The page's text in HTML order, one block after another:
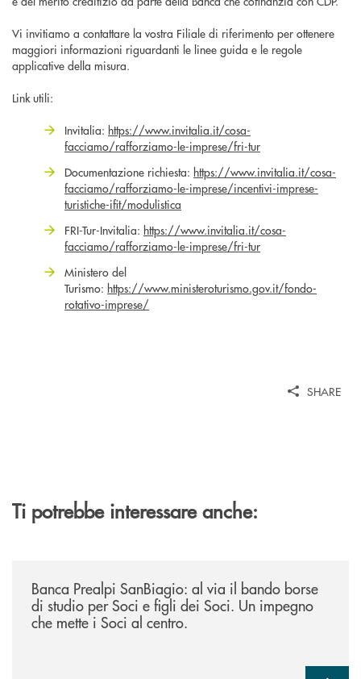
Vi invitiamo a contattare la vostra Filiale di riferimento per ottenere
maggiori informazioni riguardanti le linee guida e le regole
applicative della misura.
Link utili:
Invitalia: https://www.invitalia.it/cosa-
facciamo/rafforziamo-le-imprese/fri-tur
Documentazione richiesta: https://www.invitalia.it/cosa-
facciamo/rafforziamo-le-imprese/incentivi-imprese-
turistiche-ifit/modulistica
FRI-Tur-Invitalia: https://www.invitalia.it/cosa-
facciamo/rafforziamo-le-imprese/fri-tur
Ministero del
Turismo: https://www.ministeroturismo.gov.it/fondo-
rotativo-imprese/
SHARE
Ti potrebbe interessare anche:
Banca Prealpi SanBiagio: al via il bando borse
di studio per Soci e figli dei Soci. Un impegno
che mette i Soci al centro.